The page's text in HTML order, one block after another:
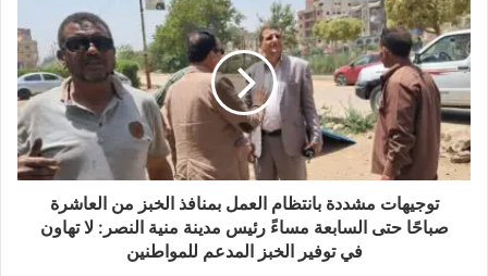
توجيهات مشددة بانتظام العمل بمنافذ الخبز من العاشرة
صباحًا حتى السابعة مساءً رئيس مدينة منية النصر: لا تهاون
في توفير الخبز المدعم للمواطنين